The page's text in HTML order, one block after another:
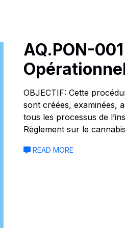
AQ.PON-
OBJECTIF: Cette
sont créées, examinées,
tous les processus de
Règlement sur le
READ MORE